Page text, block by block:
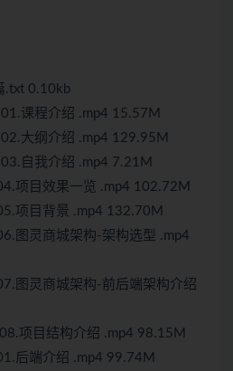
.txt 0.10kb
课程介绍 .mp4 15.57M
大纲介绍 .mp4 129.95M
自我介绍 .mp4 7.21M
项目效果一览 .mp4 102.72M
项目背景 .mp4 132.70M
图灵商城架构-架构选型 .mp4
图灵商城架构-前后端架构介绍
项目结构介绍 .mp4 98.15M
后端介绍 .mp4 99.74M